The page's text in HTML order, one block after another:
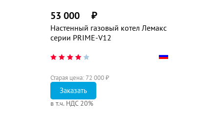
Настенный газовый котел Лемакс
серии PRIME-V12
53 000 ₽
Старая цена: 72 000₽
в т.ч. НДС 20%
Заказать